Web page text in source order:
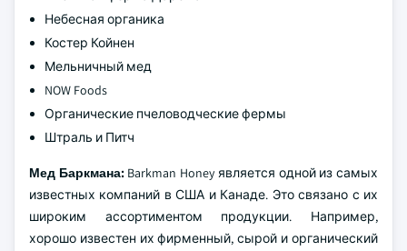
Небесная органика
Костер Койнен
Мельничный мед
NOW Foods
Органические пчеловодческие фермы
Штраль и Питч
Мед Баркмана: Barkman Honey является одной из самых
известных компаний в США и Канаде. Это связано с их
широким ассортиментом продукции. Например,
хорошо известен их фирменный, сырой и органический